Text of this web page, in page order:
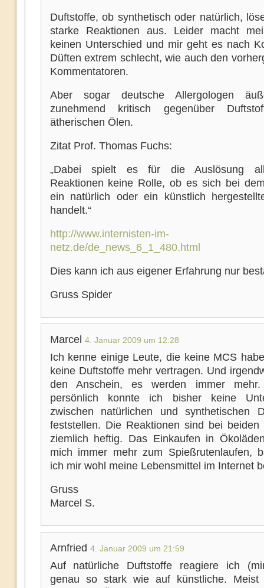
Duftstoffe, ob synthetisch oder natürlich,
starke Reaktionen aus. Leider macht
keinen Unterschied und mir geht es nach
Düften extrem schlecht, wie auch den
Kommentatoren.
Aber sogar deutsche Allergologen
zunehmend kritisch gegenüber
ätherischen Ölen.
Zitat Prof. Thomas Fuchs:
„Dabei spielt es für die Auslösung
Reaktionen keine Rolle, ob es sich bei
ein natürlich oder ein künstlich
handelt.“
http://www.internisten-im-
netz.de/de_news_6_1_480.html
Dies kann ich aus eigener Erfahrung nur
Gruss Spider
Marcel 4. Januar 2009 um 12:28
Ich kenne einige Leute, die keine MCS
keine Duftstoffe mehr vertragen. Und
den Anschein, es werden immer
persönlich konnte ich bisher keine
zwischen natürlichen und synthetischen
feststellen. Die Reaktionen sind bei beiden
ziemlich heftig. Das Einkaufen in
mich immer mehr zum Spießrutenlaufen,
ich mir wohl meine Lebensmittel im Internet
Gruss
Marcel S.
Arnfried 4. Januar 2009 um 21:59
Auf natürliche Duftstoffe reagiere ich
genau so stark wie auf künstliche. Meist